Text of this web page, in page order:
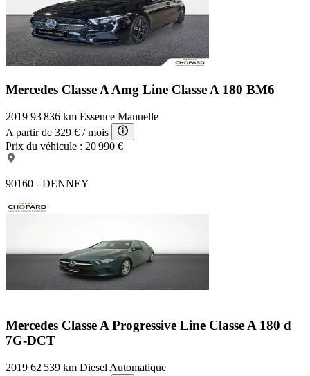
Mercedes Classe A Amg Line Classe A 180 BM6
2019 93 836 km Essence Manuelle
A partir de 329 € / mois
Prix du véhicule : 20 990 €
90160 - DENNEY
Mercedes Classe A Progressive Line Classe A 180 d
7G-DCT
2019 62 539 km Diesel Automatique